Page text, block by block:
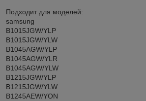
Подходит для моделей:
samsung
B1015JGW/YLP
B1015JGW/YLW
B1045AGW/YLP
B1045AGW/YLR
B1045AGW/YLW
B1215JGW/YLP
B1215JGW/YLW
B1245AEW/YON